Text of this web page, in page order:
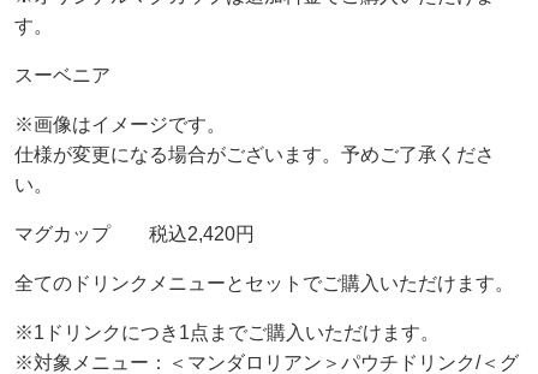
す。
スーベニア
※画像はイメージです。
仕様が変更になる場合がございます。予めご了承くださ
い。
マグカップ 税込2,420円
全てのドリンクメニューとセットでご購入いただけます。
※1ドリンクにつき1点までご購入いただけます。
※対象メニュー：＜マンダロリアン＞パウチドリンク/＜グ